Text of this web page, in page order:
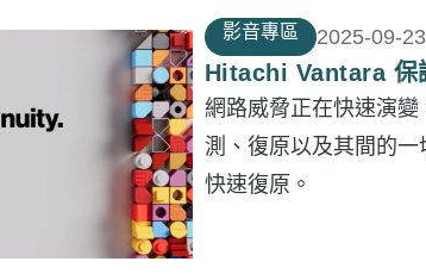
影音專區 2025-09-23
Hitachi Vantara 保
網路威脅正在快速演
測、復原以及其間的
快速復原。